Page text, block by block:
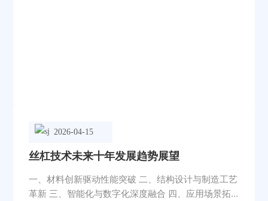
2026-04-15
丝杠技术未来十年发展趋势展望
一、材料创新驱动性能突破 二、结构设计与制造工艺
革新 三、智能化与数字化深度融合 四、应用场景拓